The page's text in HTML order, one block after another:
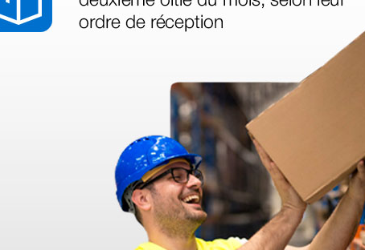
de entrega se alarga.
plataformas de material médico. Pero el envío cuesta más del